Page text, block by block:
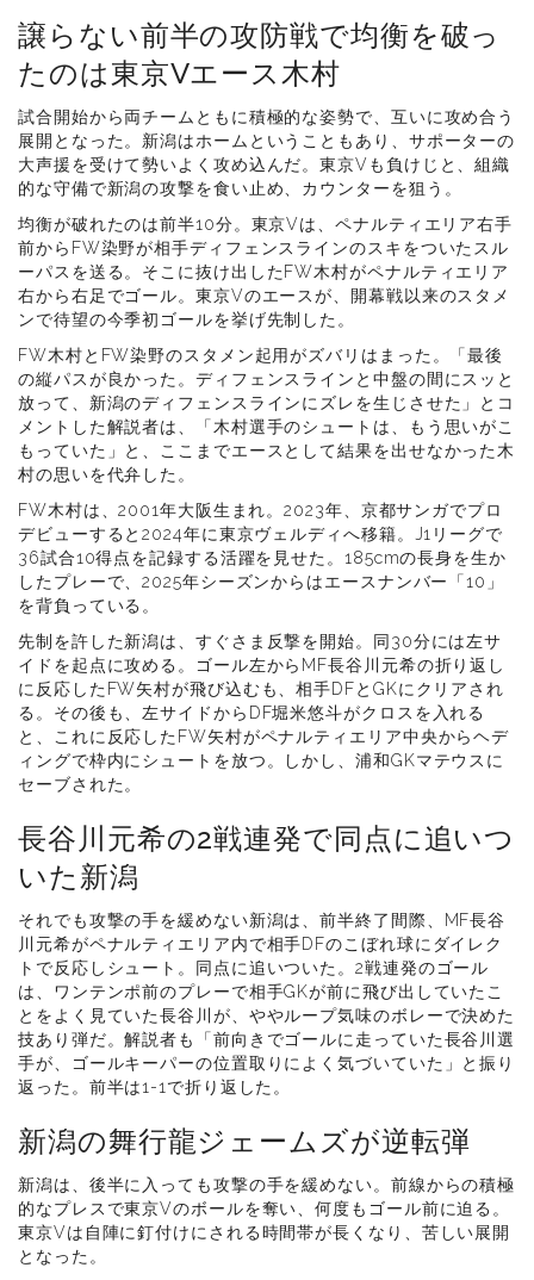
譲らない前半の攻防戦で均衡を破っ
たのは東京Vエース木村
試合開始から両チームともに積極的な姿勢で、互いに攻め合う
展開となった。新潟はホームということもあり、サポーターの
大声援を受けて勢いよく攻め込んだ。東京Vも負けじと、組織
的な守備で新潟の攻撃を食い止め、カウンターを狙う。
均衡が破れたのは前半10分。東京Vは、ペナルティエリア右手
前からFW染野が相手ディフェンスラインのスキをついたスル
ーパスを送る。そこに抜け出したFW木村がペナルティエリア
右から右足でゴール。東京Vのエースが、開幕戦以来のスタメ
ンで待望の今季初ゴールを挙げ先制した。
FW木村とFW染野のスタメン起用がズバリはまった。「最後
の縦パスが良かった。ディフェンスラインと中盤の間にスッと
放って、新潟のディフェンスラインにズレを生じさせた」とコ
メントした解説者は、「木村選手のシュートは、もう思いがこ
もっていた」と、ここまでエースとして結果を出せなかった木
村の思いを代弁した。
FW木村は、2001年大阪生まれ。2023年、京都サンガでプロ
デビューすると2024年に東京ヴェルディへ移籍。J1リーグで
36試合10得点を記録する活躍を見せた。185cmの長身を生か
したプレーで、2025年シーズンからはエースナンバー「10」
を背負っている。
先制を許した新潟は、すぐさま反撃を開始。同30分には左サ
イドを起点に攻める。ゴール左からMF長谷川元希の折り返し
に反応したFW矢村が飛び込むも、相手DFとGKにクリアされ
る。その後も、左サイドからDF堀米悠斗がクロスを入れる
と、これに反応したFW矢村がペナルティエリア中央からヘデ
ィングで枠内にシュートを放つ。しかし、浦和GKマテウスに
セーブされた。
長谷川元希の2戦連発で同点に追いつ
いた新潟
それでも攻撃の手を緩めない新潟は、前半終了間際、MF長谷
川元希がペナルティエリア内で相手DFのこぼれ球にダイレク
トで反応しシュート。同点に追いついた。2戦連発のゴール
は、ワンテンポ前のプレーで相手GKが前に飛び出していたこ
とをよく見ていた長谷川が、ややループ気味のボレーで決めた
技あり弾だ。解説者も「前向きでゴールに走っていた長谷川選
手が、ゴールキーパーの位置取りによく気づいていた」と振り
返った。前半は1-1で折り返した。
新潟の舞行龍ジェームズが逆転弾
新潟は、後半に入っても攻撃の手を緩めない。前線からの積極
的なプレスで東京Vのボールを奪い、何度もゴール前に迫る。
東京Vは自陣に釘付けにされる時間帯が長くなり、苦しい展開
となった。